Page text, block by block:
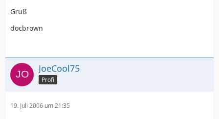
Gruß
docbrown
JoeCool75
Profi
19. Juli 2006 um 21:35